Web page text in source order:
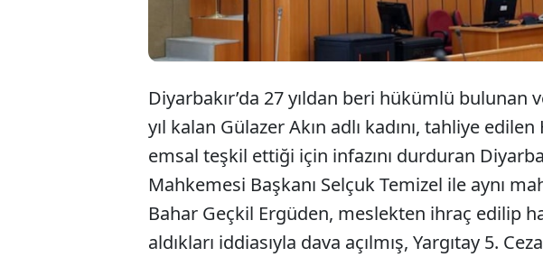
Diyarbakır’da 27 yıldan beri hükümlü bulunan
yıl kalan Gülazer Akın adlı kadını, tahliye
emsal teşkil ettiği için infazını durduran
Mahkemesi Başkanı Selçuk Temizel ile aynı
Bahar Geçkil Ergüden, meslekten ihraç edilip
aldıkları iddiasıyla dava açılmış, Yargıtay 5.